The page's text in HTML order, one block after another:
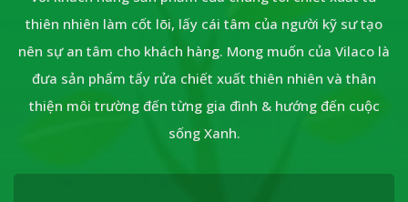
thiên nhiên làm cốt lõi, lấy cái tâm của người kỹ sư tạo
nên sự an tâm cho khách hàng. Mong muốn của Vilaco là
đưa sản phẩm tẩy rửa chiết xuất thiên nhiên và thân
thiện môi trường đến từng gia đình & hướng đến cuộc
sống Xanh.